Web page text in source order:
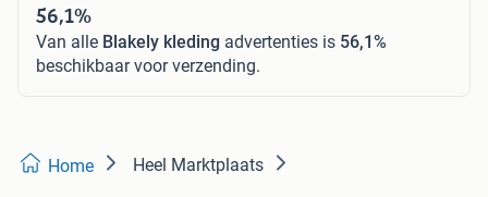
56,1%
Van alle Blakely kleding advertenties is 56,1%
beschikbaar voor verzending.
Home Heel Marktplaats